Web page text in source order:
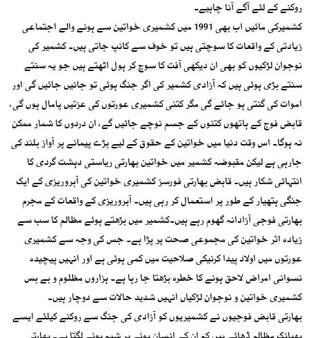
روکنے کے لئے آگے آنا چاہیے۔
کشمیرکی مائیں اب بھی 1991 میں کشمیری خواتین سے ہونے والے اجتماعی
زیادتی کے واقعات کا سوچتی ہیں تو خوف سے کانپ جاتی ہیں۔ کشمیر کی
نوجوان لڑکیوں کو بھی ان دیکھی آفت کا سوچ کر ہول اٹھتے ہیں جو یہ سنتے
سنتے بڑی ہوئی ہیں کہ آزادی کشمیر کی اگر جنگ ہوئی تو جانیں جائیں گی اور
اموات کی گنتی ہو جائے گی مگر کتنی کشمیری عورتوں کی عزتیں پامال ہوں گی،
قابض فوج کے ہاتھوں کتنوں کے جسم نوچے جائیں گے، ان دردوں کا شمار ممکن
نہ ہوگا۔ اس وقت دنیا میں خواتین کے حقوق کے لیے بڑے پیمانے پر آواز بلند کی
جارہی ہے لیکن مقبوضہ کشمیر میں خواتین بھارتی ریاستی دہشت گردی کا
انتہائی شکار ہیں۔ قابض بھارتی فورسز کشمیری خواتین کی آبروریزی کے ایک
جنگی ہتھیار کے طور پر استعمال کر رہی ہیں۔ آبروریزی کے واقعات کے مجرم
بھارتی فوجی آزادانہ گھوم رہے ہیں۔کشمیر میں بڑھتے ہوئے مظالم کا سب سے
زیادہ اثر خواتین کی مجموعی صحت پر پڑا ہے۔ جس کی وجہ سے کشمیری
عورتوں میں اولاد پیدا کرنیکی صلاحیت میں کمی ہوئی ہے اور انہیں پیچیدہ
نسوانی امراض لاحق ہونے کا خطرہ بڑھتا جا رہا ہے۔ ہزاروں مظلوم و بے بس
کشمیری خواتین و نوجوان لڑکیاں انہیں شدید حالات سے دوچار ہیں۔
بھارتی قابض فوجیوں نے کشمیریوں کو آزادی کی جنگ سے روکنے کیلئے ایسے